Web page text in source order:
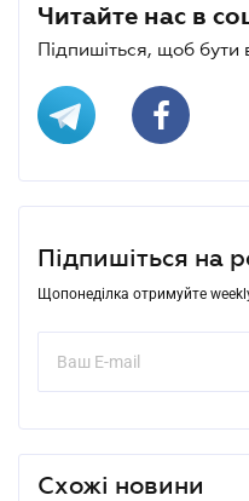
Читайте нас в
Підпишіться, щоб бути
Підпишіться на
Щопонеділка отримуйте
Схожі новини